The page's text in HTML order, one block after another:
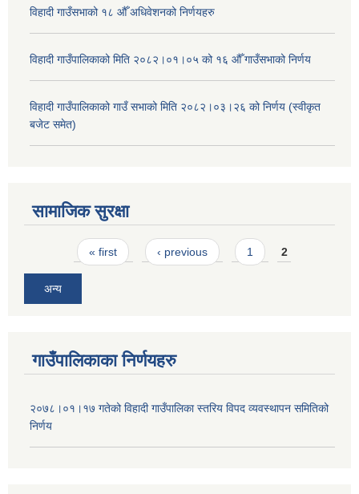
विहादी गाउँसभाको १८ औँ अधिवेशनको निर्णयहरु
विहादी गाउँपालिकाको मिति २०८२।०१।०५ को १६ औँ गाउँसभाको निर्णय
विहादी गाउँपालिकाको गाउँ सभाको मिति २०८२।०३।२६ को निर्णय (स्वीकृत
बजेट समेत)
सामाजिक सुरक्षा
Pages« first ‹ previous 1 2
अन्य
गाउँपालिकाका निर्णयहरु
२०७८।०१।१७ गतेको विहादी गाउँपालिका स्तरिय विपद व्यवस्थापन समितिको
निर्णय